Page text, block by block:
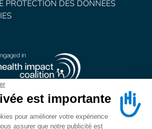
PROTECTION DES DONNEES